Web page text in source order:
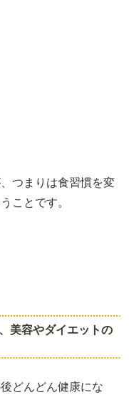
つまりは食習慣を変
ことです。
美容やダイエットの
どんどん健康にな